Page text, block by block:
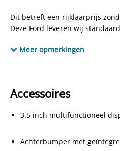
Dit betreft een rijklaarprijs
Deze Ford leveren wij
-Minimaal een halve tank
-Het schoon afleveren van de
Autobedrijf B.Hendriksen bv is
en gebruikte personenauto's
Autobedrijf B. Hendriksen bv:
Meer opmerkingen
Accessoires
3.5 inch multifunctioneel
Achterbumper met